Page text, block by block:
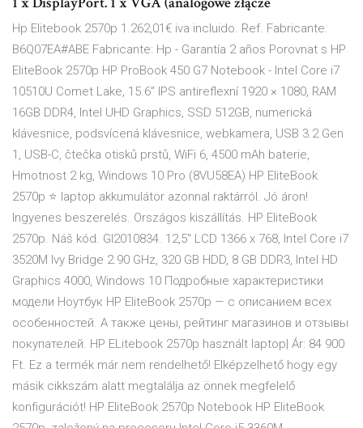
Hp Elitebook 2570p 1.262,01€ iva incluido. Ref. Fabricante:
B6Q07EA#ABE Fabricante: Hp - Garantía 2 años Porovnat s HP
EliteBook 2570p HP ProBook 450 G7 Notebook - Intel Core i7
10510U Comet Lake, 15.6" IPS antireflexní 1920 × 1080, RAM
16GB DDR4, Intel UHD Graphics, SSD 512GB, numerická
klávesnice, podsvícená klávesnice, webkamera, USB 3.2 Gen
1, USB-C, čtečka otisků prstů, WiFi 6, 4500 mAh baterie,
Hmotnost 2 kg, Windows 10 Pro (8VU58EA) HP EliteBook
2570p ⭐ laptop akkumulátor azonnal raktárról. Jó áron!
Ingyenes beszerelés. Országos kiszállítás. HP EliteBook
2570p. Náš kód. GI2010834. 12,5" LCD 1366 x 768, Intel Core i7
3520M Ivy Bridge 2.90 GHz, 320 GB HDD, 8 GB DDR3, Intel HD
Graphics 4000, Windows 10 Подробные характеристики
модели Ноутбук HP EliteBook 2570p — с описанием всех
особенностей. А также цены, рейтинг магазинов и отзывы
покупателей. HP ELitebook 2570p használt laptop| Ár: 84 900
Ft. Ez a termék már nem rendelhető! Elképzelhető hogy egy
másik cikkszám alatt megtalálja az önnek megfelelő
konfigurációt! HP EliteBook 2570p Notebook HP EliteBook